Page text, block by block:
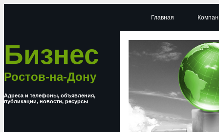
Бизнес
Ростов-на-Дону
Адреса и телефоны, объявления,
публикации, новости, ресурсы
Главная